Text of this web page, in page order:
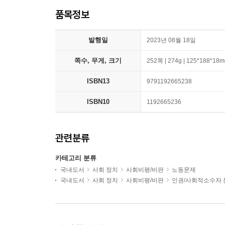
품목정보
발행일 2023년 08월 18일
쪽수, 무게, 크기 252쪽 | 274g |
ISBN13 9791192665238
ISBN10 1192665236
관련분류
카테고리 분류
국내도서 사회 정치 사회비평/비판
노동문제
국내도서
사회 정치 사회비평/비판 인권/사회적소수자